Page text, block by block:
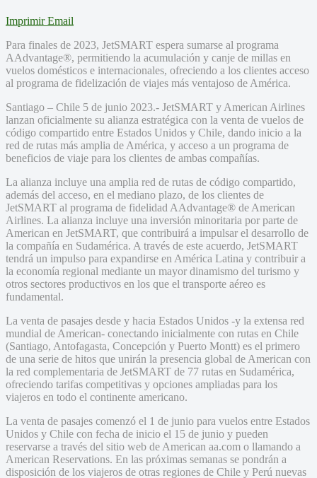
Imprimir Email
Para finales de 2023, JetSMART espera sumarse al programa
AAdvantage®, permitiendo la acumulación y canje de millas en
vuelos domésticos e internacionales, ofreciendo a los clientes acceso
al programa de fidelización de viajes más ventajoso de América.
Santiago – Chile 5 de junio 2023.- JetSMART y American Airlines
lanzan oficialmente su alianza estratégica con la venta de vuelos de
código compartido entre Estados Unidos y Chile, dando inicio a la
red de rutas más amplia de América, y acceso a un programa de
beneficios de viaje para los clientes de ambas compañías.
La alianza incluye una amplia red de rutas de código compartido,
además del acceso, en el mediano plazo, de los clientes de
JetSMART al programa de fidelidad AAdvantage® de American
Airlines. La alianza incluye una inversión minoritaria por parte de
American en JetSMART, que contribuirá a impulsar el desarrollo de
la compañía en Sudamérica. A través de este acuerdo, JetSMART
tendrá un impulso para expandirse en América Latina y contribuir a
la economía regional mediante un mayor dinamismo del turismo y
otros sectores productivos en los que el transporte aéreo es
fundamental.
La venta de pasajes desde y hacia Estados Unidos -y la extensa red
mundial de American- conectando inicialmente con rutas en Chile
(Santiago, Antofagasta, Concepción y Puerto Montt) es el primero
de una serie de hitos que unirán la presencia global de American con
la red complementaria de JetSMART de 77 rutas en Sudamérica,
ofreciendo tarifas competitivas y opciones ampliadas para los
viajeros en todo el continente americano.
La venta de pasajes comenzó el 1 de junio para vuelos entre Estados
Unidos y Chile con fecha de inicio el 15 de junio y pueden
reservarse a través del sitio web de American aa.com o llamando a
American Reservations. En las próximas semanas se pondrán a
disposición de los viajeros de otras regiones de Chile y Perú nuevas